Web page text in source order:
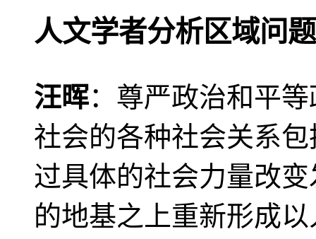
人文学者分析区域问题
汪晖：尊严政治和平
社会的各种社会关系
过具体的社会力量改
的地基之上重新形成